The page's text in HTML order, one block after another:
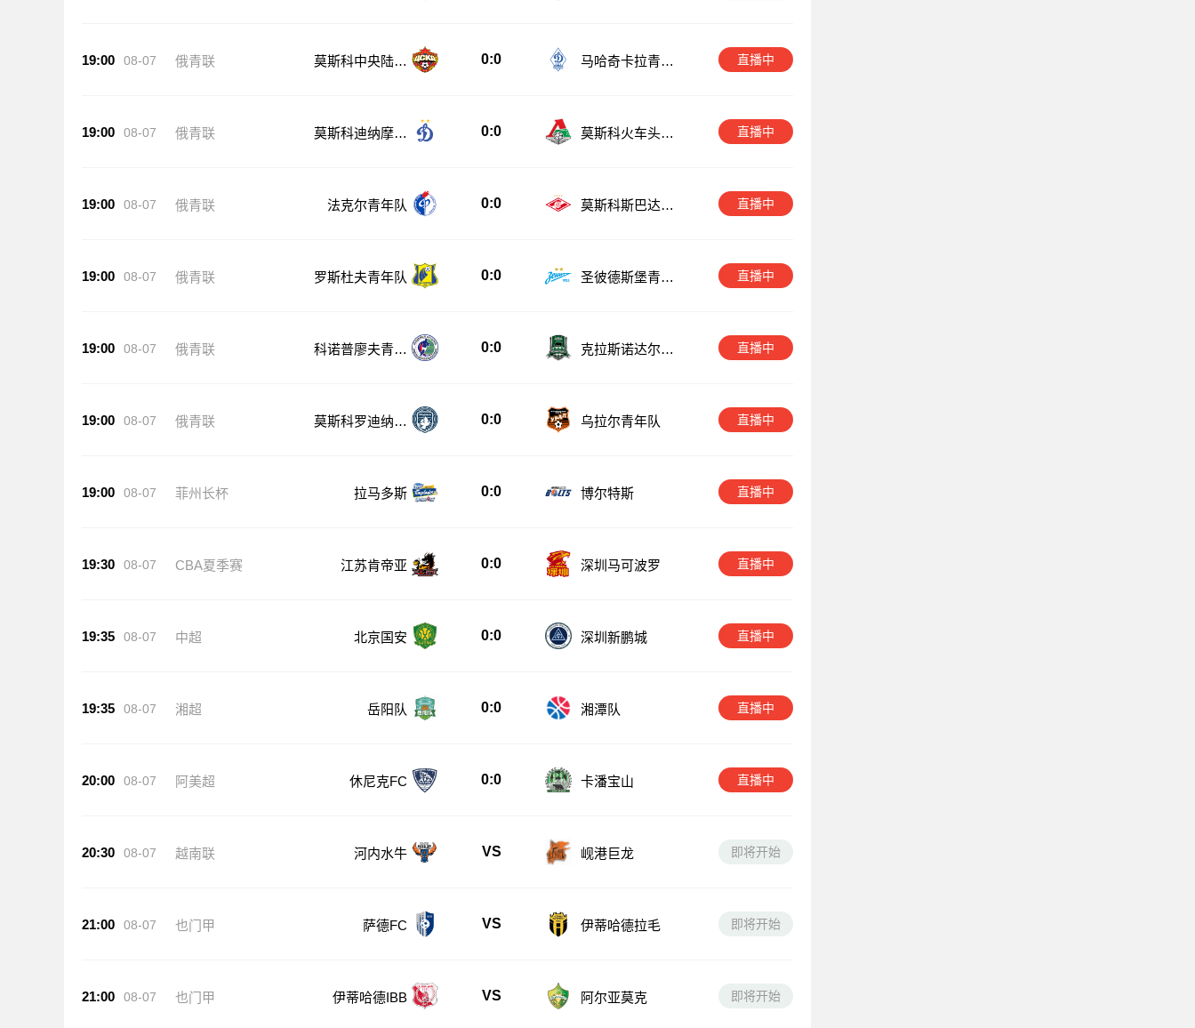
19:00 08-07 俄青联
莫斯科中央陆军
0:0
马哈奇卡拉青年
直播中
19:00 08-07 俄青联
莫斯科迪纳摩青
0:0
莫斯科火车头青
直播中
19:00 08-07 俄青联 法克尔青年队 0:0
莫斯科斯巴达青
直播中
19:00 08-07 俄青联 罗斯杜夫青年队 0:0
圣彼德斯堡青年
直播中
19:00 08-07 俄青联
科诺普廖夫青年
0:0
克拉斯诺达尔青
直播中
19:00 08-07 俄青联
莫斯科罗迪纳青
0:0 乌拉尔青年队 直播中
19:00 08-07 菲州长杯 拉马多斯 0:0 博尔特斯 直播中
19:30 08-07 CBA夏季赛 江苏肯帝亚 0:0 深圳马可波罗 直播中
19:35 08-07 中超 北京国安 0:0 深圳新鹏城 直播中
19:35 08-07 湘超 岳阳队 0:0 湘潭队 直播中
20:00 08-07 阿美超 休尼克FC 0:0 卡潘宝山 直播中
20:30 08-07 越南联 河内水牛 VS 岘港巨龙 即将开始
21:00 08-07 也门甲 萨德FC VS 伊蒂哈德拉毛 即将开始
21:00 08-07 也门甲 伊蒂哈德IBB VS 阿尔亚莫克 即将开始